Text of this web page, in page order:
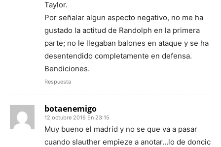
Taylor.
Por señalar algun aspecto negativo, no me ha
gustado la actitud de Randolph en la primera
parte; no le llegaban balones en ataque y se ha
desentendido completamente en defensa.
Bendiciones.
Respuesta
botaenemigo
12 octubre 2016 En 23:15
Muy bueno el madrid y no se que va a pasar
cuando slauther empieze a anotar…lo de doncic